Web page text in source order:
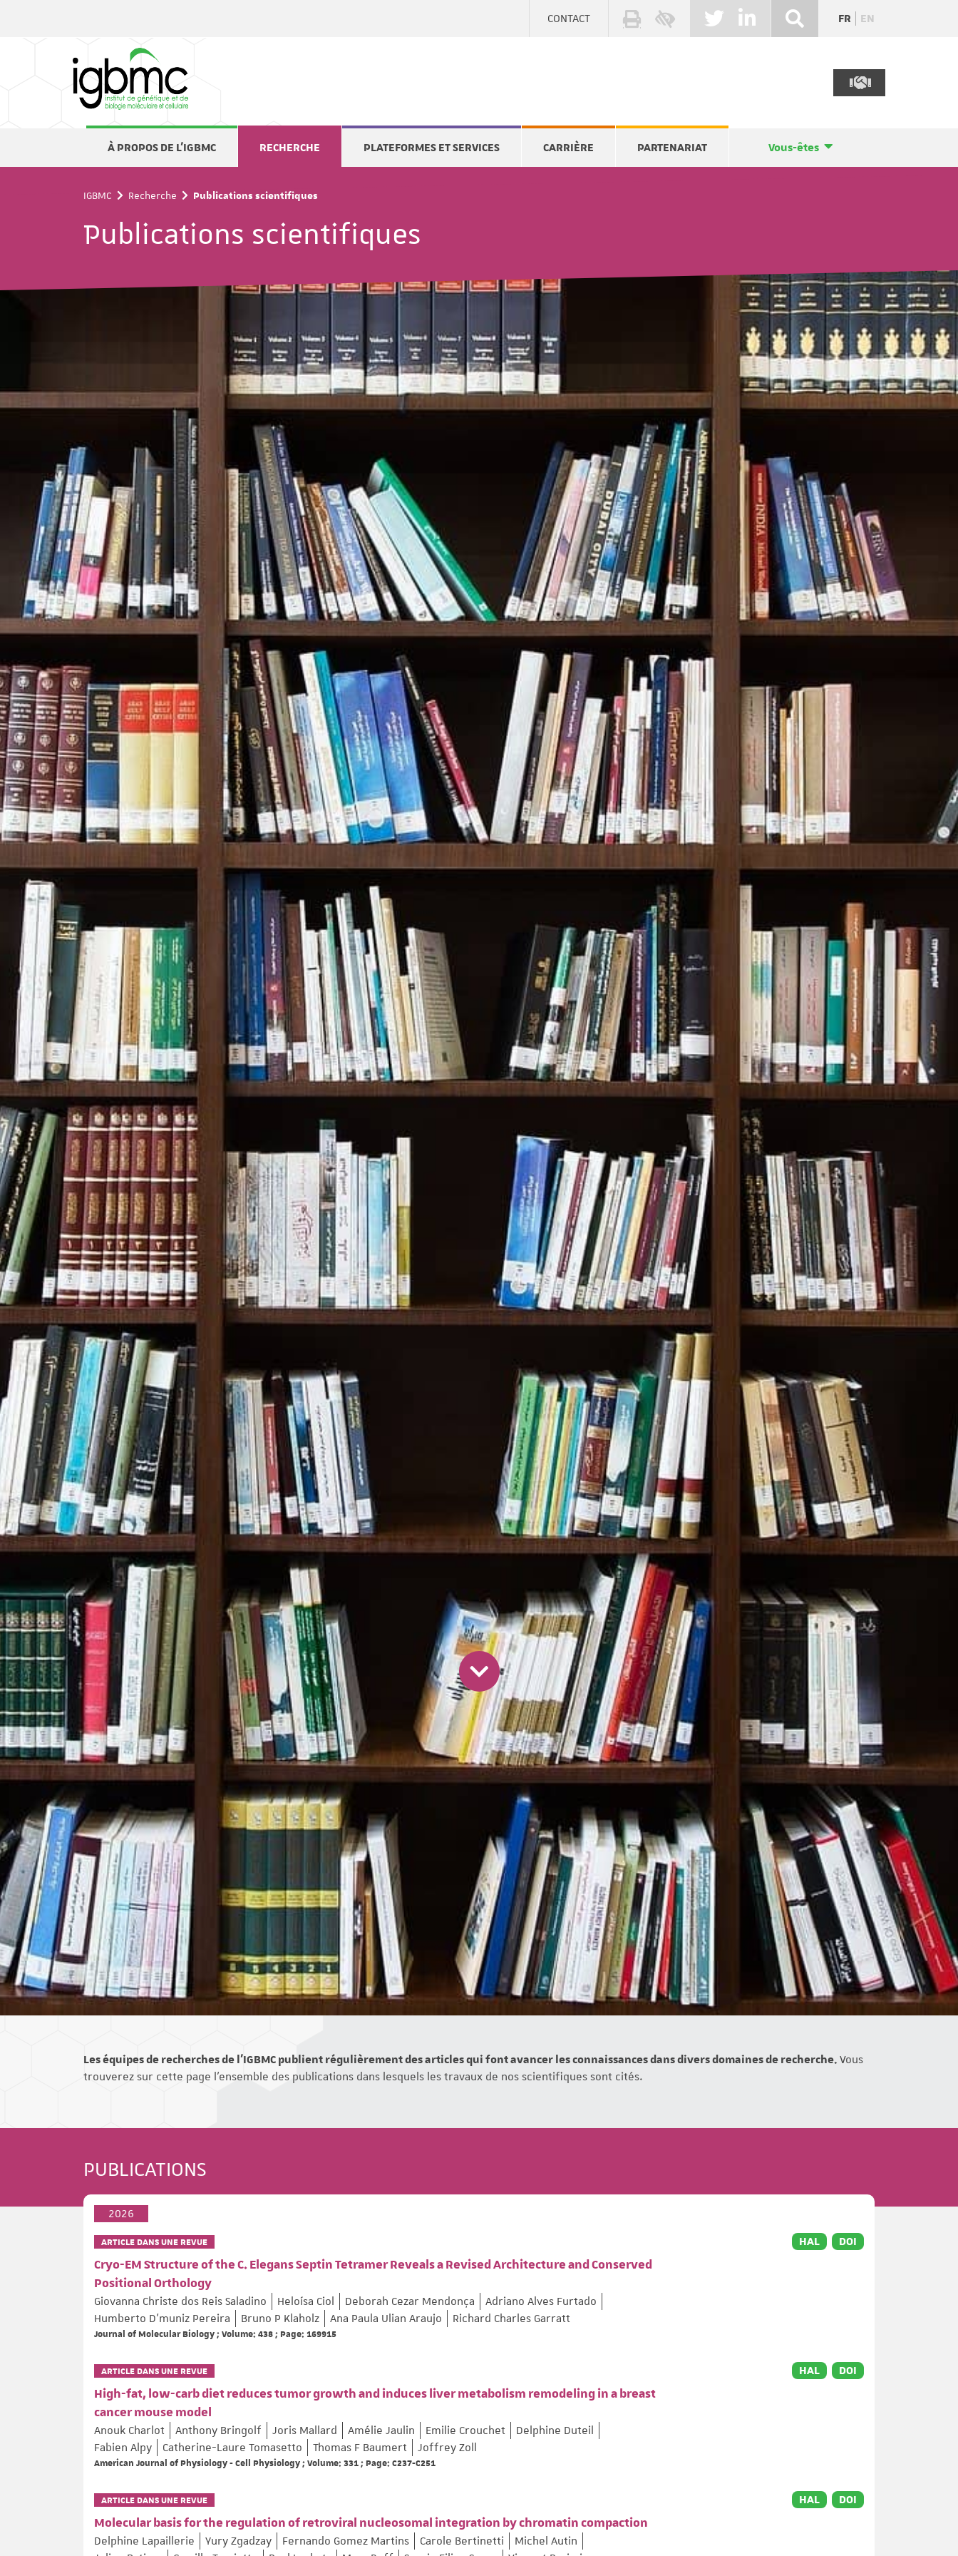
CONTACT FR EN
À PROPOS DE L'IGBMC RECHERCHE PLATEFORMES ET SERVICES CARRIÈRE PARTENARIAT Vous-êtes
IGBMC Recherche Publications scientifiques
Publications scientifiques
Les équipes de recherches de l'IGBMC publient régulièrement des articles qui font avancer les connaissances dans divers domaines de recherche. Vous
trouverez sur cette page l'ensemble des publications dans lesquels les travaux de nos scientifiques sont cités.
PUBLICATIONS
2026
ARTICLE DANS UNE REVUE
Cryo-EM Structure of the C. Elegans Septin Tetramer Reveals a Revised Architecture and Conserved
Positional Orthology
Giovanna Christe dos Reis Saladino Heloísa Ciol Deborah Cezar Mendonça
Adriano Alves Furtado
Humberto D’muniz Pereira
Bruno P Klaholz Ana Paula Ulian Araujo Richard Charles Garratt
Journal of Molecular Biology ; Volume: 438 ; Page: 169915
HAL DOI
ARTICLE DANS UNE REVUE
High-fat, low-carb diet reduces tumor growth and induces liver metabolism remodeling in a breast
cancer mouse model
Anouk Charlot Anthony Bringolf Joris Mallard Amélie Jaulin Emilie Crouchet
Delphine Duteil
Fabien Alpy
Catherine-Laure Tomasetto Thomas F Baumert Joffrey Zoll
American Journal of Physiology - Cell Physiology ; Volume: 331 ; Page: C237-C251
HAL DOI
ARTICLE DANS UNE REVUE
Molecular basis for the regulation of retroviral nucleosomal integration by chromatin compaction
Delphine Lapaillerie Yury Zgadzay Fernando Gomez Martins Carole Bertinetti
Michel Autin
HAL DOI